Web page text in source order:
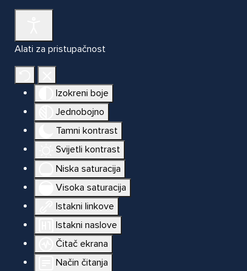
Alati za pristupačnost
Izokreni boje
Jednobojno
Tamni kontrast
Svijetli kontrast
Niska saturacija
Visoka saturacija
Istakni linkove
Istakni naslove
Čitač ekrana
Način čitanja